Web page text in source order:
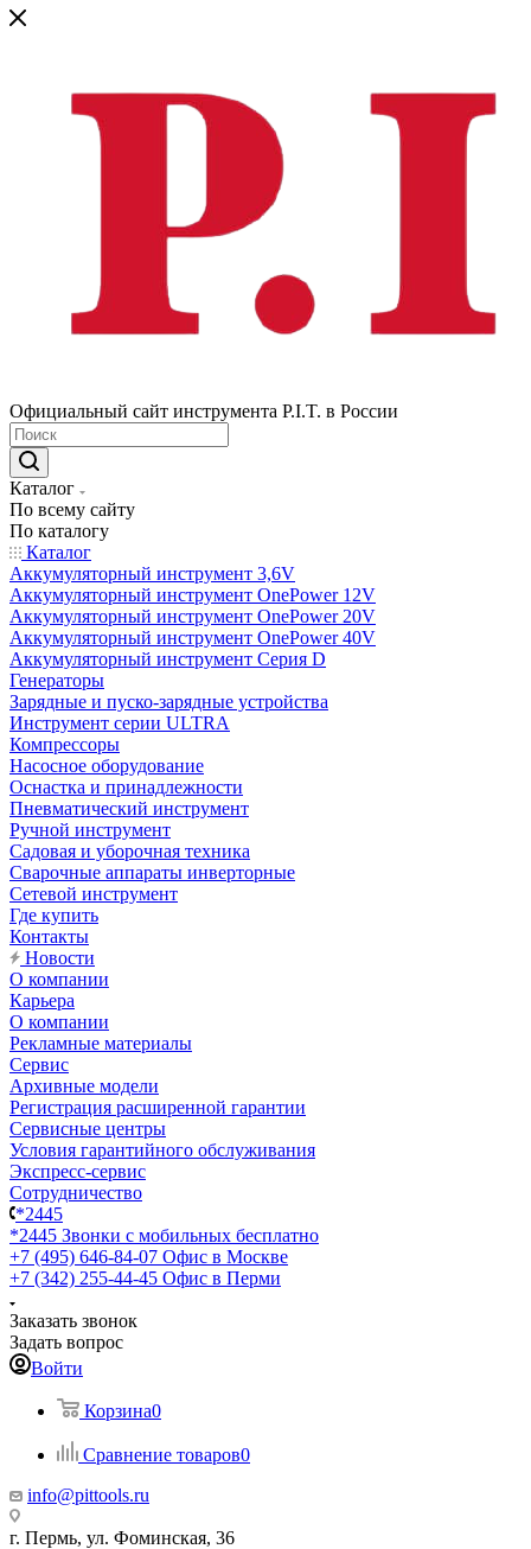
Официальный сайт инструмента P.I.T. в России
Каталог
По всему сайту
По каталогу
Каталог
Аккумуляторный инструмент 3,6V
Аккумуляторный инструмент OnePower 12V
Аккумуляторный инструмент OnePower 20V
Аккумуляторный инструмент OnePower 40V
Аккумуляторный инструмент Серия D
Генераторы
Зарядные и пуско-зарядные устройства
Инструмент серии ULTRA
Компрессоры
Насосное оборудование
Оснастка и принадлежности
Пневматический инструмент
Ручной инструмент
Садовая и уборочная техника
Сварочные аппараты инверторные
Сетевой инструмент
Где купить
Контакты
Новости
О компании
Карьера
О компании
Рекламные материалы
Сервис
Архивные модели
Регистрация расширенной гарантии
Сервисные центры
Условия гарантийного обслуживания
Экспресс-сервис
Сотрудничество
*2445
*2445 Звонки с мобильных бесплатно
+7 (495) 646-84-07 Офис в Москве
+7 (342) 255-44-45 Офис в Перми
Заказать звонок
Задать вопрос
Войти
Корзина0
Сравнение товаров0
info@pittools.ru
г. Пермь, ул. Фоминская, 36